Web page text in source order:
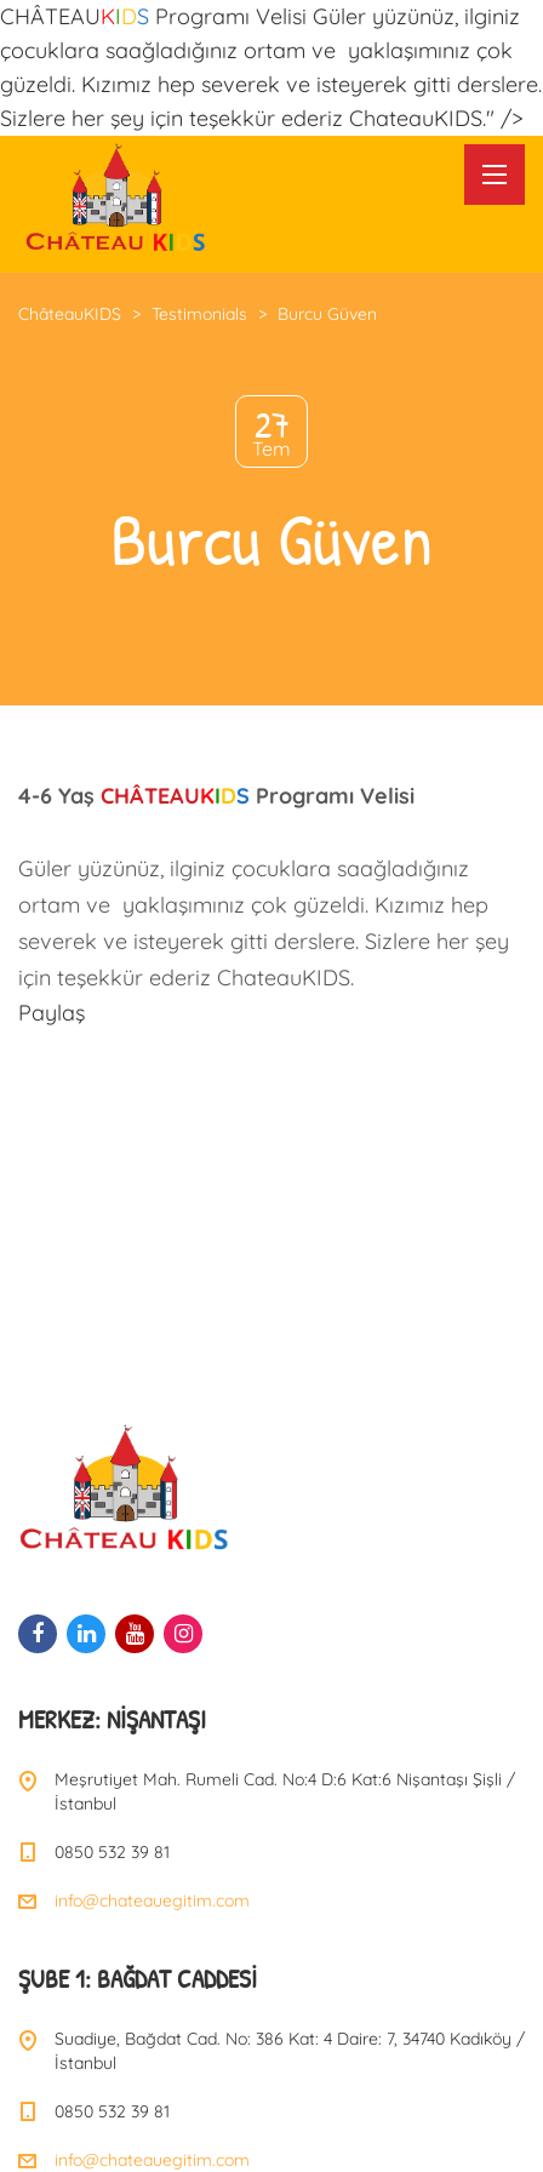
CHÂTEAUKIDS Programı Velisi Güler yüzünüz, ilginiz
çocuklara saağladığınız ortam ve yaklaşımınız çok
güzeldi. Kızımız hep severek ve isteyerek gitti derslere.
Sizlere her şey için teşekkür ederiz ChateauKIDS." />
ChâteauKIDS > Testimonials > Burcu Güven
27
Tem
Burcu Güven
4-6 Yaş CHÂTEAUKIDS Programı Velisi
Güler yüzünüz, ilginiz çocuklara saağladığınız
ortam ve yaklaşımınız çok güzeldi. Kızımız hep
severek ve isteyerek gitti derslere. Sizlere her şey
için teşekkür ederiz ChateauKIDS.
Paylaş
MERKEZ: NIŞANTAŞI
Meşrutiyet Mah. Rumeli Cad. No:4 D:6 Kat:6 Nişantaşı Şişli /
İstanbul
0850 532 39 81
info@chateauegitim.com
ŞUBE 1: BAĞDAT CADDESI
Suadiye, Bağdat Cad. No: 386 Kat: 4 Daire: 7, 34740 Kadıköy /
İstanbul
0850 532 39 81
info@chateauegitim.com